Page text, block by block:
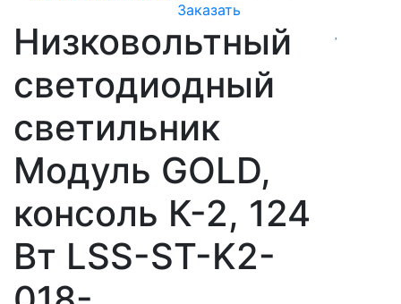
Заказать
Низковольтный
светодиодный
светильник
Модуль GOLD,
консоль К-2, 124
Вт LSS-ST-K2-